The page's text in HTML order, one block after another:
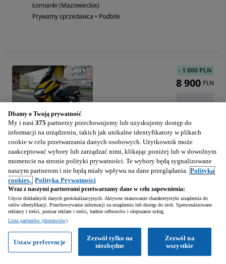
Łomianki (Mazowieckie)
Prywatny sprzedawca • Podbite
Yamaha Tmax
500 cm3 • T-max 500 od Moped promocja
47 000 km Benzyna
500 cm3
2001
Warszawa (Mazowieckie)
Firma • Podbite
- 1 000 PLN
8 900 PLN
Dbamy o Twoją prywatność
My i nasi 375 partnerzy przechowujemy lub uzyskujemy dostęp do
informacji na urządzeniu, takich jak unikalne identyfikatory w plikach
cookie w celu przetwarzania danych osobowych. Użytkownik może
zaakceptować wybory lub zarządzać nimi, klikając poniżej lub w dowolnym
momencie na stronie polityki prywatności. Te wybory będą sygnalizowane
naszym partnerom i nie będą miały wpływu na dane przeglądania. Polityka
cookies, Polityka Prywatności
Wraz z naszymi partnerami przetwarzamy dane w celu zapewnienia:
Użycie dokładnych danych geolokalizacyjnych. Aktywne skanowanie charakterystyki urządzenia do
celów identyfikacji. Przechowywanie informacji na urządzeniu lub dostęp do nich. Spersonalizowane
reklamy i treści, pomiar reklam i treści, badnie odbiorców i ulepszanie usług.
Lista partnerów (dostawców)
Zezwól na
wszystkie
Zezwól tylko na
niezbędne
Ustaw preferencje